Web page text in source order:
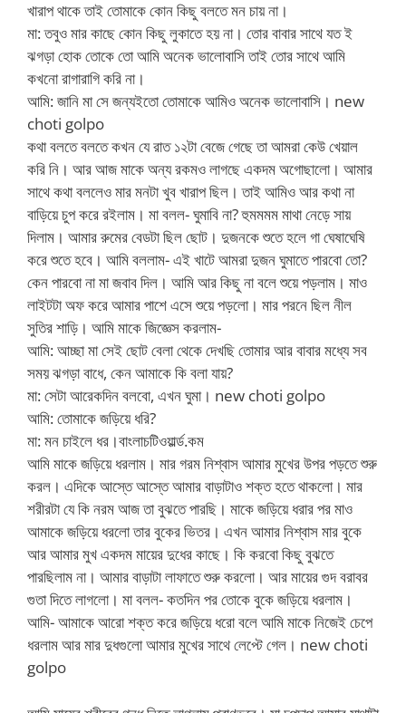
খারাপ থাকে তাই তোমাকে কোন কিছু বলতে মন চায় না।
মা: তবুও মার কাছে কোন কিছু লুকাতে হয় না। তোর বাবার সাথে যত ই
ঝগড়া হোক তোকে তো আমি অনেক ভালোবাসি তাই তোর সাথে আমি
কখনো রাগারাগি করি না।
আমি: জানি মা সে জন্যইতো তোমাকে আমিও অনেক ভালোবাসি। new
choti golpo
কথা বলতে বলতে কখন যে রাত ১২টা বেজে গেছে তা আমরা কেউ খেয়াল
করি নি। আর আজ মাকে অন্য রকমও লাগছে একদম অগোছালো। আমার
সাথে কথা বললেও মার মনটা খুব খারাপ ছিল। তাই আমিও আর কথা না
বাড়িয়ে চুপ করে রইলাম। মা বলল- ঘুমাবি না? হুমমমম মাথা নেড়ে সায়
দিলাম। আমার রুমের বেডটা ছিল ছোট। দুজনকে শুতে হলে গা ঘেষাঘেষি
করে শুতে হবে। আমি বললাম- এই খাটে আমরা দুজন ঘুমাতে পারবো তো?
কেন পারবো না মা জবাব দিল। আমি আর কিছু না বলে শুয়ে পড়লাম। মাও
লাইটটা অফ করে আমার পাশে এসে শুয়ে পড়লো। মার পরনে ছিল নীল
সুতির শাড়ি। আমি মাকে জিজ্ঞেস করলাম-
আমি: আচ্ছা মা সেই ছোট বেলা থেকে দেখছি তোমার আর বাবার মধ্যে সব
সময় ঝগড়া বাধে, কেন আমাকে কি বলা যায়?
মা: সেটা আরেকদিন বলবো, এখন ঘুমা। new choti golpo
আমি: তোমাকে জড়িয়ে ধরি?
মা: মন চাইলে ধর।বাংলাচটিওয়ার্ল্ড.কম
আমি মাকে জড়িয়ে ধরলাম। মার গরম নিশ্বাস আমার মুখের উপর পড়তে শুরু
করল। এদিকে আস্তে আস্তে আমার বাড়াটাও শক্ত হতে থাকলো। মার
শরীরটা যে কি নরম আজ তা বুঝতে পারছি। মাকে জড়িয়ে ধরার পর মাও
আমাকে জড়িয়ে ধরলো তার বুকের ভিতর। এখন আমার নিশ্বাস মার বুকে
আর আমার মুখ একদম মায়ের দুধের কাছে। কি করবো কিছু বুঝতে
পারছিলাম না। আমার বাড়াটা লাফাতে শুরু করলো। আর মায়ের গুদ বরাবর
গুতা দিতে লাগলো। মা বলল- কতদিন পর তোকে বুকে জড়িয়ে ধরলাম।
আমি- আমাকে আরো শক্ত করে জড়িয়ে ধরো বলে আমি মাকে নিজেই চেপে
ধরলাম আর মার দুধগুলো আমার মুখের সাথে লেপ্টে গেল। new choti
golpo